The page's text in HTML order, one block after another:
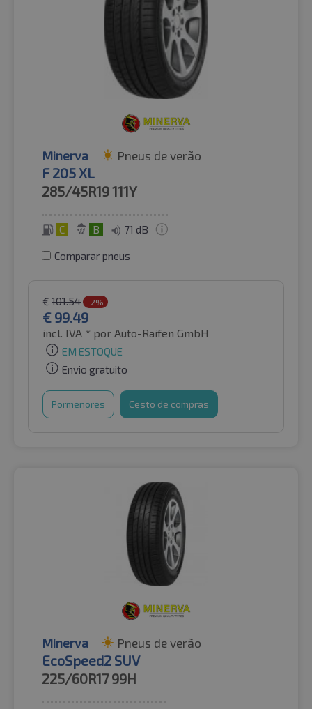
Minerva Pneus de verão
F 205 XL
285/45R19111Y
C B 71 dB
Comparar pneus
€ 101.54 -2%
€ 99.49
incl. IVA * por Auto-Raifen GmbH
EM ESTOQUE
Envio gratuito
Pormenores Cesto de compras
Minerva Pneus de verão
EcoSpeed2 SUV
225/60R17 99H